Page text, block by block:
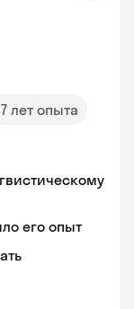
7 лет опыта
его опыт